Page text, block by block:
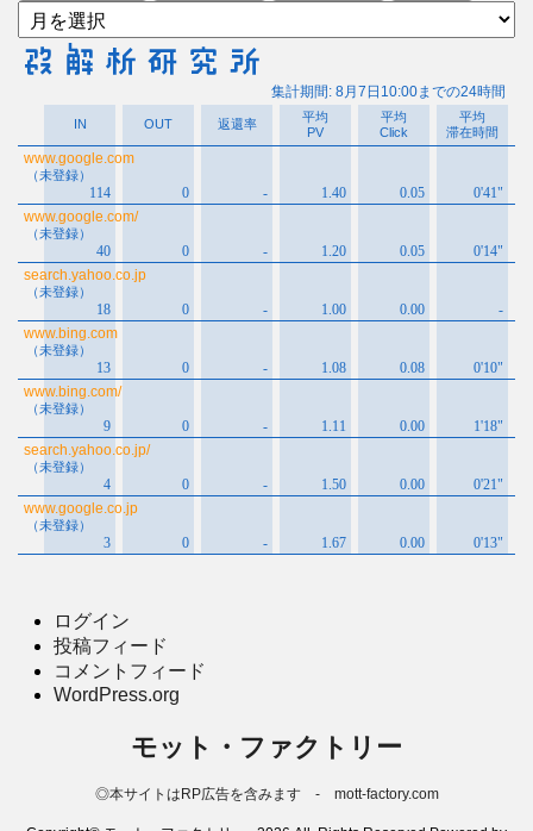
ア
ー
カ
ログイン
投稿フィード
コメントフィード
WordPress.org
モット・ファクトリー
◎本サイトはRP広告を含みます - mott-factory.com